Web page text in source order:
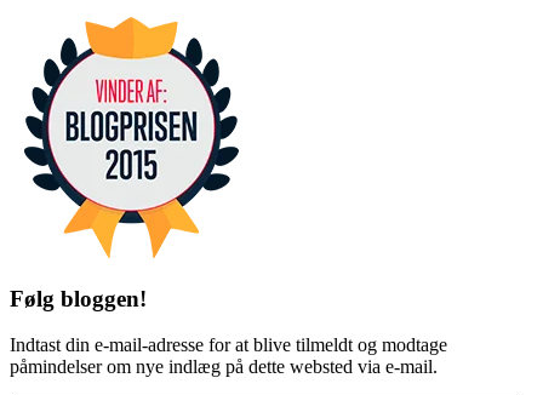
Følg bloggen!
Indtast din e-mail-adresse for at blive tilmeldt og modtage
påmindelser om nye indlæg på dette websted via e-mail.